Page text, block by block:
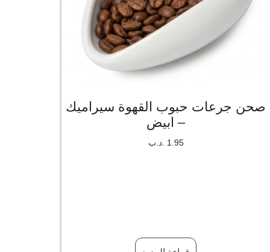
صحن جرعات حبوب القهوة سيراميك
– ابيض
1.95 .د.ب